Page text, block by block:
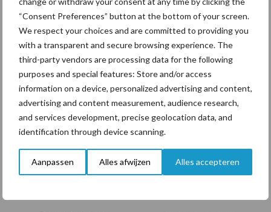
“Consent Preferences” button at the bottom of your screen.
We respect your choices and are committed to providing you
with a transparent and secure browsing experience. The
third-party vendors are processing data for the following
purposes and special features: Store and/or access
information on a device, personalized advertising and content,
advertising and content measurement, audience research,
and services development, precise geolocation data, and
identification through device scanning.
Aanpassen Alles afwijzen Alles accepteren
Diergezondheid Bemesting Fokkerij
Mastitis Hittestress
Toon meer